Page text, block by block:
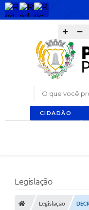
O que você
CIDADÃO
Legislação
Legislação